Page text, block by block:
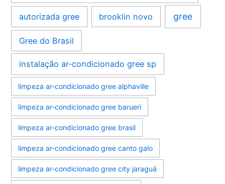
autorizada gree brooklin novo gree
Gree do Brasil
instalação ar-condicionado gree sp
limpeza ar-condicionado gree alphaville
limpeza ar-condicionado gree barueri
limpeza ar-condicionado gree brasil
limpeza ar-condicionado gree canto galo
limpeza ar-condicionado gree city jaraguá